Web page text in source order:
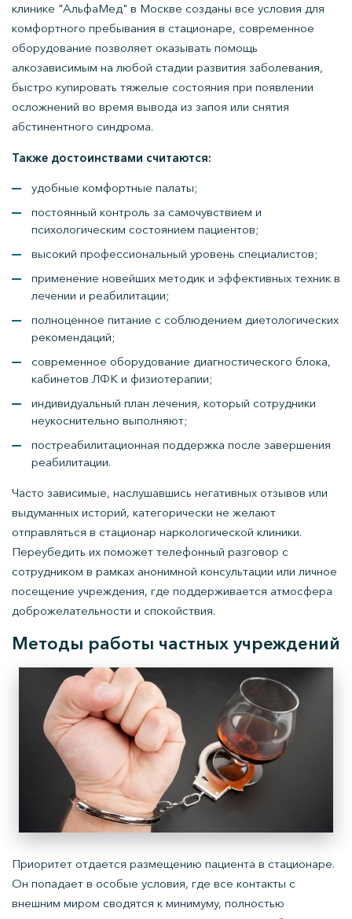
клинике "АльфаМед" в Москве созданы все условия для
комфортного пребывания в стационаре, современное
оборудование позволяет оказывать помощь
алкозависимым на любой стадии развития заболевания,
быстро купировать тяжелые состояния при появлении
осложнений во время вывода из запоя или снятия
абстинентного синдрома.
Также достоинствами считаются:
удобные комфортные палаты;
постоянный контроль за самочувствием и
психологическим состоянием пациентов;
высокий профессиональный уровень специалистов;
применение новейших методик и эффективных техник в
лечении и реабилитации;
полноценное питание с соблюдением диетологических
рекомендаций;
современное оборудование диагностического блока,
кабинетов ЛФК и физиотерапии;
индивидуальный план лечения, который сотрудники
неукоснительно выполняют;
постреабилитационная поддержка после завершения
реабилитации.
Часто зависимые, наслушавшись негативных отзывов или
выдуманных историй, категорически не желают
отправляться в стационар наркологической клиники.
Переубедить их поможет телефонный разговор с
сотрудником в рамках анонимной консультации или личное
посещение учреждения, где поддерживается атмосфера
доброжелательности и спокойствия.
Методы работы частных учреждений
Приоритет отдается размещению пациента в стационаре.
Он попадает в особые условия, где все контакты с
внешним миром сводятся к минимуму, полностью